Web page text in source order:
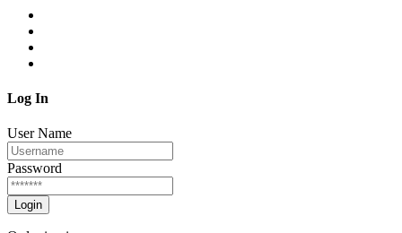
Log In
User Name
Password
Login